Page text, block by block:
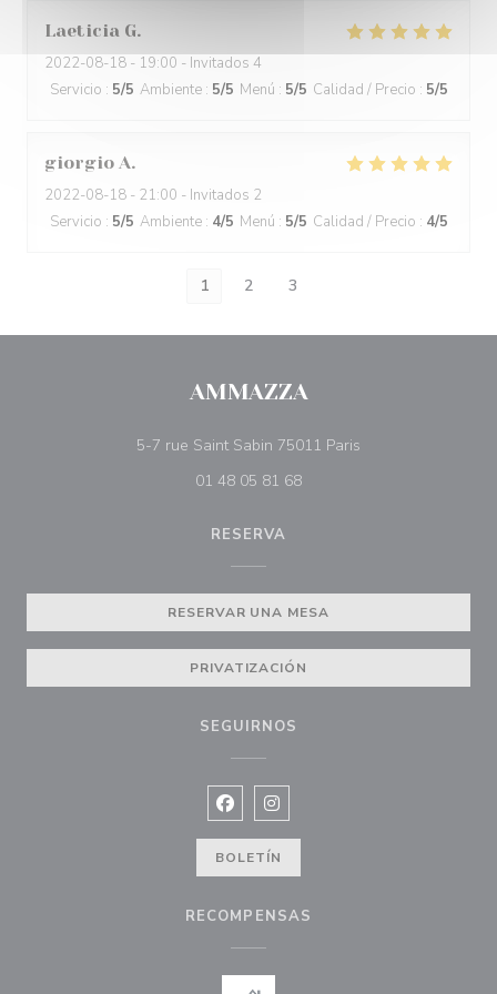
Laeticia G
2022-08-18 - 19:00 - Invitados 4
Servicio : 5/5 Ambiente : 5/5 Menú : 5/5 Calidad / Precio : 5/5
giorgio A
2022-08-18 - 21:00 - Invitados 2
Servicio : 5/5 Ambiente : 4/5 Menú : 5/5 Calidad / Precio : 4/5
1 2 3
AMMAZZA
5-7 rue Saint Sabin 75011 Paris
01 48 05 81 68
RESERVA
RESERVAR UNA MESA
PRIVATIZACIÓN
SEGUIRNOS
Facebook ((abre en una nueva
Instagram ((abre en una
BOLETÍN
RECOMPENSAS